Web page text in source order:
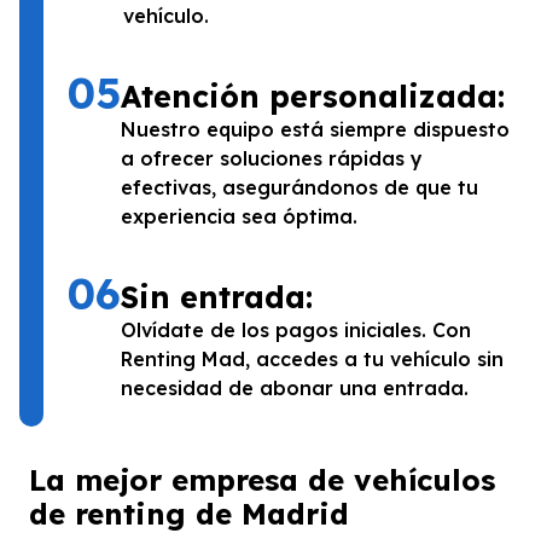
La mejor empresa de vehículos
de renting de Madrid
vehículo.
05Atención personalizada:
Nuestro equipo está siempre dispuesto
a ofrecer soluciones rápidas y
efectivas, asegurándonos de que tu
experiencia sea óptima.
06Sin entrada:
Olvídate de los pagos iniciales. Con
Renting Mad, accedes a tu vehículo sin
necesidad de abonar una entrada.